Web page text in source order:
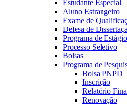
Estudante Especial
Aluno Estrangeiro
Exame de
Defesa de
Programa de
Processo Seletivo
Bolsas
Programa de
Bolsa PNPD
Inscrição
Relatório
Renovação